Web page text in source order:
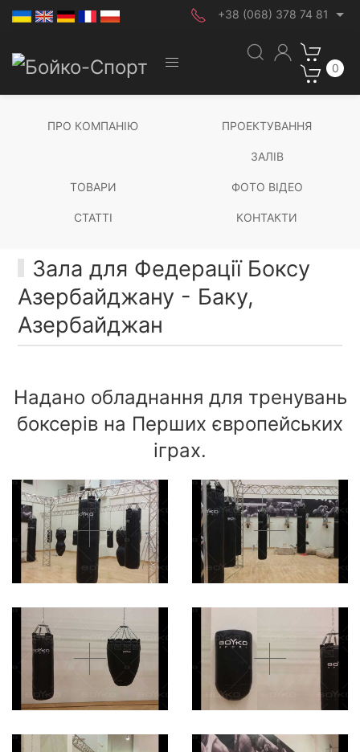
+38 (068) 378 74 81
0
ПРО КОМПАНІЮ ПРОЕКТУВАННЯ
ЗАЛІВ
ТОВАРИ ФОТО ВІДЕО
СТАТТІ КОНТАКТИ
Зала для Федерації Боксу
Азербайджану - Баку,
Азербайджан
Надано обладнання для тренувань
боксерів на Перших європейських
іграх.